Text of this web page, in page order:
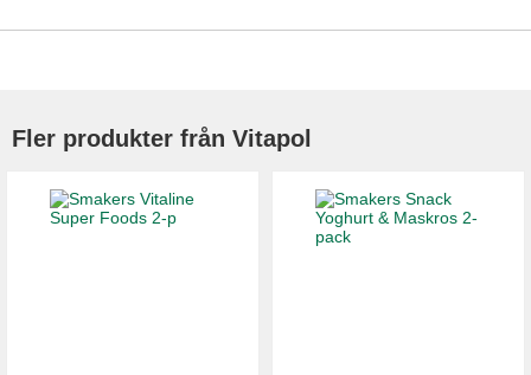
Fler produkter från Vitapol